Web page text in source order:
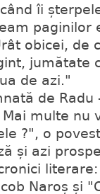
îi
paginilor
obicei, de
jumătate
de azi."
de Radu
multe nu
?", o
și azi
Naroș și